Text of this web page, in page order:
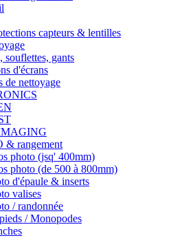
capteurs & lentilles
souflettes, gants
d'écrans
de nettoyage
& rangement
photo (jsq' 400mm)
photo (de 500 à 800mm)
d'épaule & inserts
valises
/ randonnée
/ Monopodes